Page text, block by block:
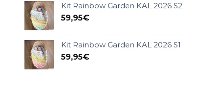
Kit Rainbow Garden KAL 2026 S2
59,95€
Kit Rainbow Garden KAL 2026 S1
59,95€